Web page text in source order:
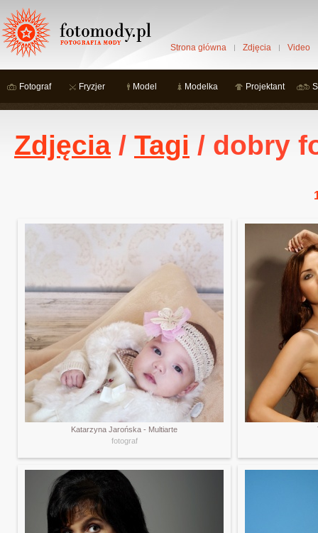
Strona główna Zdjęcia Video
Fotograf Fryzjer Model Modelka Projektant
Zdjęcia / Tagi / dobry
Katarzyna Jarońska - Multiarte
fotograf